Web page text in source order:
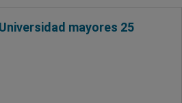
mayores 25